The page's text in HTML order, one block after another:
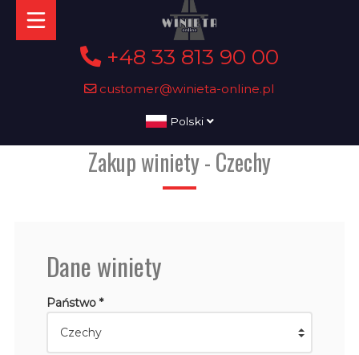
+48 33 813 90 00
customer@winieta-online.pl
Polski
Zakup winiety - Czechy
Dane winiety
Państwo *